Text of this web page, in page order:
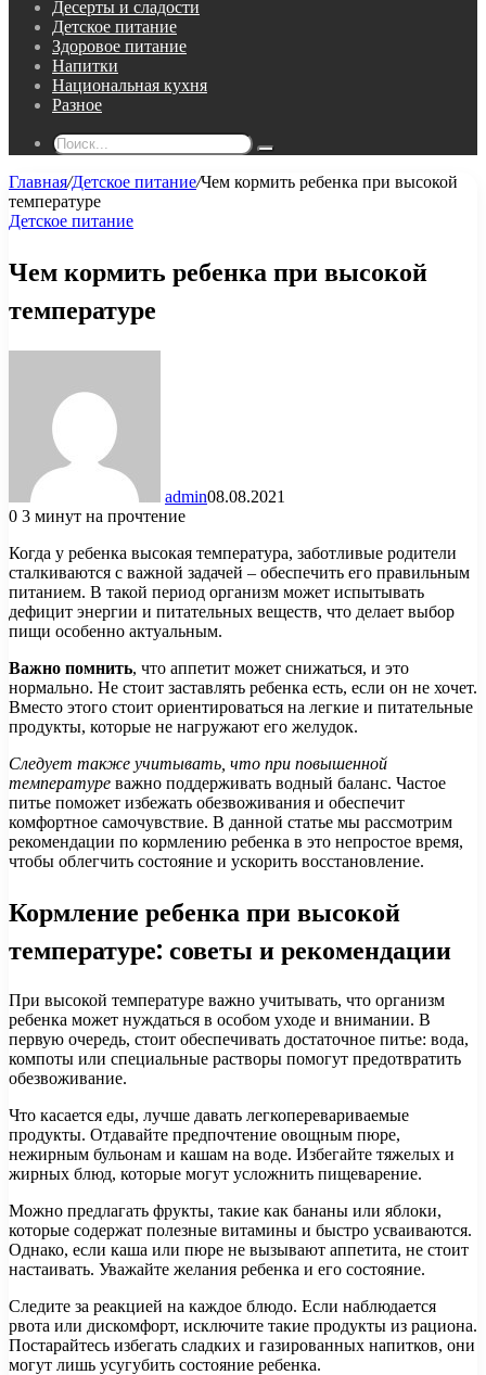
Десерты и сладости
Детское питание
Здоровое питание
Напитки
Национальная кухня
Разное
Поиск...
Главная/Детское питание/Чем кормить ребенка при высокой
температуре
Детское питание
Чем кормить ребенка при высокой
температуре
admin08.08.2021
0 3 минут на прочтение
Когда у ребенка высокая температура, заботливые родители
сталкиваются с важной задачей – обеспечить его правильным
питанием. В такой период организм может испытывать
дефицит энергии и питательных веществ, что делает выбор
пищи особенно актуальным.
Важно помнить, что аппетит может снижаться, и это
нормально. Не стоит заставлять ребенка есть, если он не хочет.
Вместо этого стоит ориентироваться на легкие и питательные
продукты, которые не нагружают его желудок.
Следует также учитывать, что при повышенной
температуре важно поддерживать водный баланс. Частое
питье поможет избежать обезвоживания и обеспечит
комфортное самочувствие. В данной статье мы рассмотрим
рекомендации по кормлению ребенка в это непростое время,
чтобы облегчить состояние и ускорить восстановление.
Кормление ребенка при высокой
температуре: советы и рекомендации
При высокой температуре важно учитывать, что организм
ребенка может нуждаться в особом уходе и внимании. В
первую очередь, стоит обеспечивать достаточное питье: вода,
компоты или специальные растворы помогут предотвратить
обезвоживание.
Что касается еды, лучше давать легкоперевариваемые
продукты. Отдавайте предпочтение овощным пюре,
нежирным бульонам и кашам на воде. Избегайте тяжелых и
жирных блюд, которые могут усложнить пищеварение.
Можно предлагать фрукты, такие как бананы или яблоки,
которые содержат полезные витамины и быстро усваиваются.
Однако, если каша или пюре не вызывают аппетита, не стоит
настаивать. Уважайте желания ребенка и его состояние.
Следите за реакцией на каждое блюдо. Если наблюдается
рвота или дискомфорт, исключите такие продукты из рациона.
Постарайтесь избегать сладких и газированных напитков, они
могут лишь усугубить состояние ребенка.